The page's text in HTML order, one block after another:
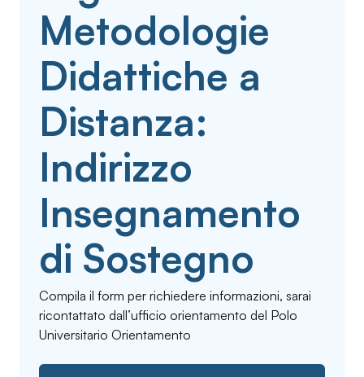
Metodologie
Didattiche a
Distanza:
Indirizzo
Insegnamento
di Sostegno
Compila il form per richiedere informazioni, sarai
ricontattato dall’ufficio orientamento del Polo
Universitario Orientamento